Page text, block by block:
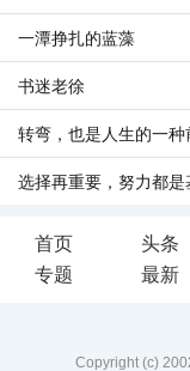
一潭挣扎的蓝藻
书迷老徐
转弯，也是人生的一种
选择再重要，努力都是
首页 头条
专题
最新
Copyright (c)